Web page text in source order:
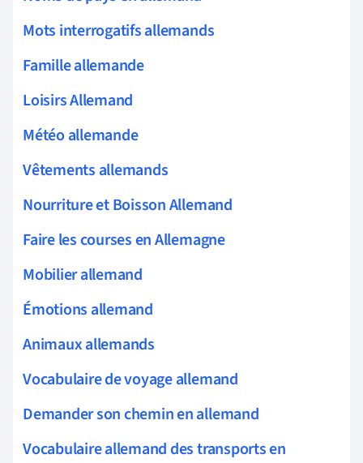
Mots interrogatifs allemands
Famille allemande
Loisirs Allemand
Météo allemande
Vêtements allemands
Nourriture et Boisson Allemand
Faire les courses en Allemagne
Mobilier allemand
Émotions allemand
Animaux allemands
Vocabulaire de voyage allemand
Demander son chemin en allemand
Vocabulaire allemand des transports en